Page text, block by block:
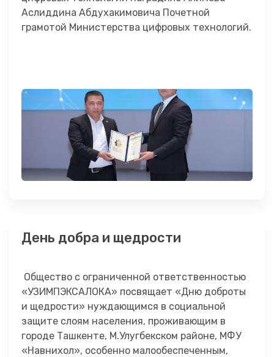
Аслиддина Абдухакимовича Почетной
грамотой Министерства цифровых технологий.
День добра и щедрости
Общество с ограниченной ответственностью
«УЗИМПЭКСАЛОКА» посвящает «Дню доброты
и щедрости» нуждающимся в социальной
защите слоям населения, проживающим в
городе Ташкенте, М.Улугбекском районе, МФУ
«Навнихол», особенно малообеспеченным,